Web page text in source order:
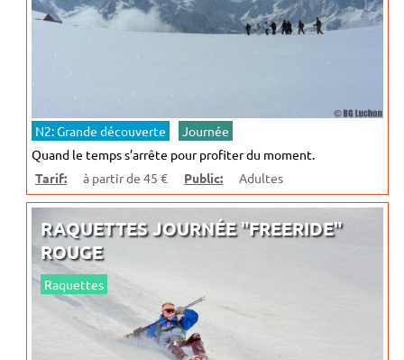
N2: Grande découverte
Journée
Quand le temps s’arrête pour profiter du moment.
Tarif:
à partir de 45 € Public: Adultes
RAQUETTES JOURNÉE "FREERIDE"
ROUGE
Raquettes